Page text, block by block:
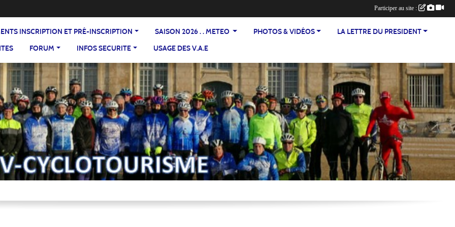
DOCUMENTS INSCRIPTION ET PRÉ-INSCRIPTION SAISON 2026 . . METEO PHOTOS & VIDÉOS
LA LETTRE DU PRESIDENT
FORUM INFOS SECURITE USAGE DES V.A.E
Participer au site :